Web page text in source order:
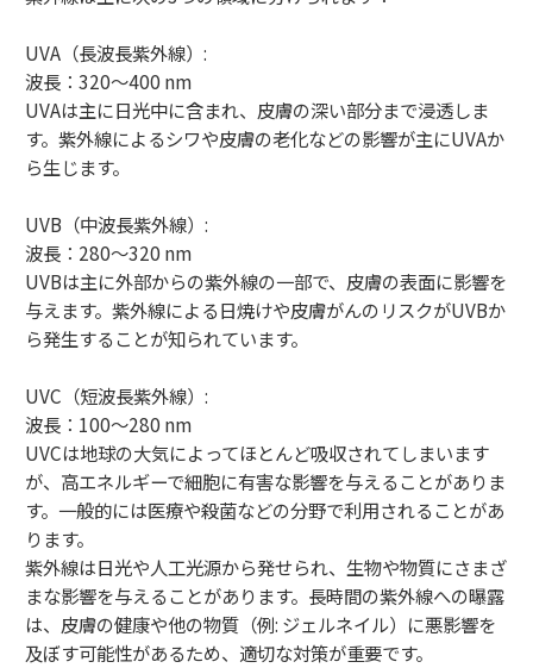
UVA（長波長紫外線）:
波長：320〜400 nm
UVAは主に日光中に含まれ、皮膚の深い部分まで浸透しま
す。紫外線によるシワや皮膚の老化などの影響が主にUVAか
ら生じます。
UVB（中波長紫外線）:
波長：280〜320 nm
UVBは主に外部からの紫外線の一部で、皮膚の表面に影響を
与えます。紫外線による日焼けや皮膚がんのリスクがUVBか
ら発生することが知られています。
UVC（短波長紫外線）:
波長：100〜280 nm
UVCは地球の大気によってほとんど吸収されてしまいます
が、高エネルギーで細胞に有害な影響を与えることがありま
す。一般的には医療や殺菌などの分野で利用されることがあ
ります。
紫外線は日光や人工光源から発せられ、生物や物質にさまざ
まな影響を与えることがあります。長時間の紫外線への曝露
は、皮膚の健康や他の物質（例: ジェルネイル）に悪影響を
及ぼす可能性があるため、適切な対策が重要です。